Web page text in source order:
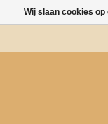
Wij slaan cookies